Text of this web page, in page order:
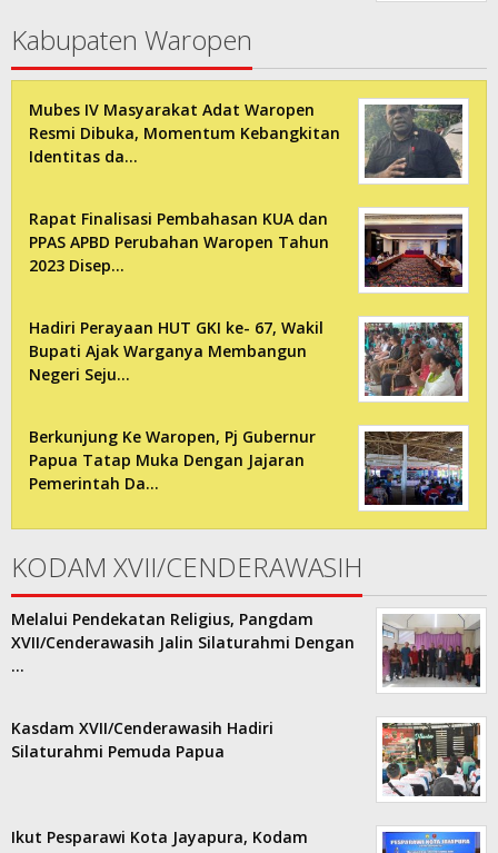
Kabupaten Waropen
Mubes IV Masyarakat Adat Waropen
Resmi Dibuka, Momentum Kebangkitan
Identitas da…
Rapat Finalisasi Pembahasan KUA dan
PPAS APBD Perubahan Waropen Tahun
2023 Disep…
Hadiri Perayaan HUT GKI ke- 67, Wakil
Bupati Ajak Warganya Membangun
Negeri Seju…
Berkunjung Ke Waropen, Pj Gubernur
Papua Tatap Muka Dengan Jajaran
Pemerintah Da…
KODAM XVII/CENDERAWASIH
Melalui Pendekatan Religius, Pangdam
XVII/Cenderawasih Jalin Silaturahmi Dengan
…
Kasdam XVII/Cenderawasih Hadiri
Silaturahmi Pemuda Papua
Ikut Pesparawi Kota Jayapura, Kodam